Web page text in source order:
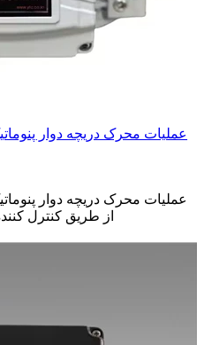
از طریق کنترل